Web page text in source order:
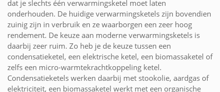
dat je slechts één verwarmingsketel moet laten
onderhouden. De huidige verwarmingsketels zijn bovendien
zuinig zijn in verbruik en ze waarborgen een zeer hoog
rendement. De keuze aan moderne verwarmingsketels is
daarbij zeer ruim. Zo heb je de keuze tussen een
condensatieketel, een elektrische ketel, een biomassaketel of
zelfs een micro-warmtekrachtkoppeling ketel.
Condensatieketels werken daarbij met stookolie, aardgas of
elektriciteit, een biomassaketel werkt met een organische